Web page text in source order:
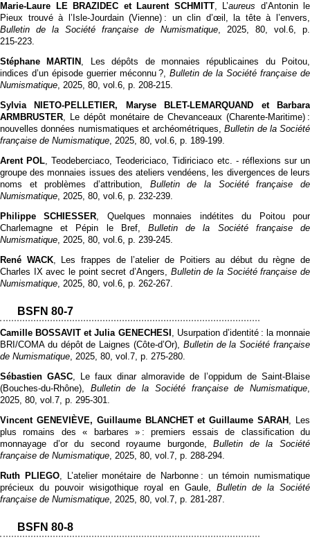
Marie-Laure LE BRAZIDEC et Laurent SCHMITT, L’aureus d’Antonin le
Pieux trouvé à l’Isle-Jourdain (Vienne) : un clin d’œil, la tête à l’envers,
Bulletin de la Société française de Numismatique, 2025, 80, vol.6, p.
215‑223.
Stéphane MARTIN , Les dépôts de monnaies républicaines du Poitou,
indices d’un épisode guerrier méconnu ?, Bulletin de la Société française de
Numismatique, 2025, 80, vol.6, p. 208‑215.
Sylvia NIETO-PELLETIER, Maryse BLET-LEMARQUAND et Barbara
ARMBRUSTER, Le dépôt monétaire de Chevanceaux (Charente-Maritime) :
nouvelles données numismatiques et archéométriques,Bulletin de la Société
française de Numismatique, 2025, 80, vol.6, p. 189‑199.
Arent POL, Teodeberciaco, Teodericiaco, Tidiriciaco etc. - réflexions sur un
groupe des monnaies issues des ateliers vendéens, les divergences de leurs
noms et problèmes d’attribution, Bulletin de la Société française de
Numismatique, 2025, 80, vol.6, p. 232‑239.
Philippe SCHIESSER, Quelques monnaies indétites du Poitou pour
Charlemagne et Pépin le Bref, Bulletin de la Société française de
Numismatique, 2025, 80, vol.6, p. 239‑245.
René WACK, Les frappes de l’atelier de Poitiers au début du règne de
Charles IX avec le point secret d’Angers, Bulletin de la Société française de
Numismatique, 2025, 80, vol.6, p. 262‑267.
BSFN 80-7
Camille BOSSAVIT et Julia GENECHESI , Usurpation d’identité : la monnaie
BRI/COMA du dépôt de Laignes (Côte-d’Or), Bulletin de la Société française
de Numismatique, 2025, 80, vol.7, p. 275‑280.
Sébastien GASC, Le faux dinar almoravide de l’oppidum de Saint-Blaise
(Bouches-du-Rhône), Bulletin de la Société française de Numismatique,
2025, 80, vol.7, p. 295‑301.
Vincent GENEVIÈVE, Guillaume BLANCHET et Guillaume SARAH , Les
plus romains des « barbares » : premiers essais de classification du
monnayage d’or du second royaume burgonde,Bulletin de la Société
française de Numismatique, 2025, 80, vol.7, p. 288‑294.
Ruth PLIEGO, L’atelier monétaire de Narbonne : un témoin numismatique
précieux du pouvoir wisigothique royal en Gaule, Bulletin de la Société
française de Numismatique, 2025, 80, vol.7, p. 281‑287.
BSFN 80-8